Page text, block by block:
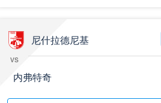
尼什拉德尼基
vs
内弗特奇